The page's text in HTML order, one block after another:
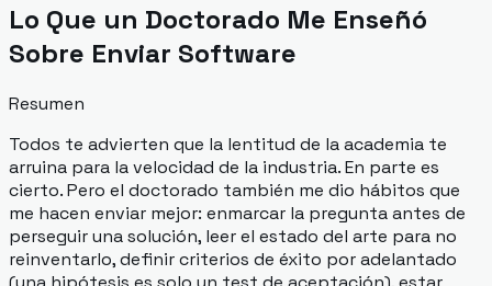
Lo Que un Doctorado Me Enseñó
Sobre Enviar Software
Resumen
Todos te advierten que la lentitud de la academia te
arruina para la velocidad de la industria. En parte es
cierto. Pero el doctorado también me dio hábitos que
me hacen enviar mejor: enmarcar la pregunta antes de
perseguir una solución, leer el estado del arte para no
reinventarlo, definir criterios de éxito por adelantado